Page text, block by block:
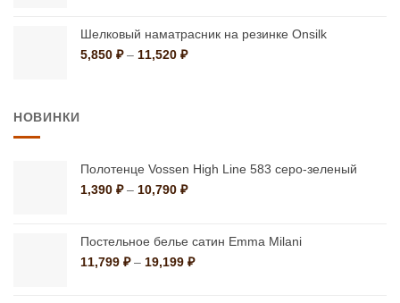
2,129 ₽.
Шелковый наматрасник на резинке Onsilk
5,850 ₽ – 11,520 ₽Диапазон
НОВИНКИ
Полотенце Vossen High Line 583 серо-зеленый
1,390 ₽ – 10,790 ₽Диапазон
–
10,790 ₽
Постельное белье сатин Emma Milani
11,799 ₽ – 19,199 ₽Диапазон